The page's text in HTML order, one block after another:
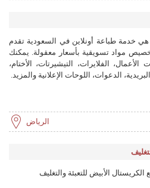
خدمة طباعة أونلاين في السعودية تقدم
مواد تسويقية بأسعار معقولة. يمكنك
الفلايرات، التيشيرتات، الأختام،
الدعوات، اللوحات الإعلانية والمزيد.
الرياض
الأبيض للتعبئة والتغليف